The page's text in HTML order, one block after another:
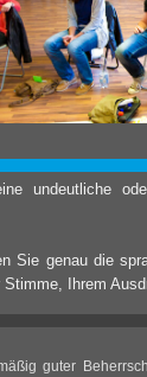
undeutliche
Sie genau die
Ihrem
guter